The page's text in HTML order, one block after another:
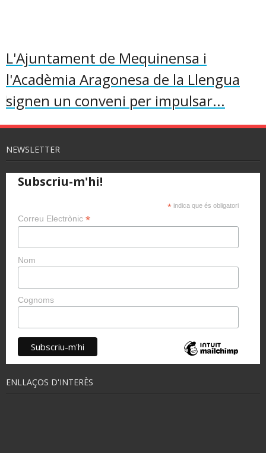
L'Ajuntament de Mequinensa i
l'Acadèmia Aragonesa de la Llengua
signen un conveni per impulsar...
NEWSLETTER
Subscriu-m'hi!
* indica que és obligatori
Correu Electrònic *
Nom
Cognoms
ENLLAÇOS D'INTERÈS